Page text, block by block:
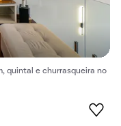
quintal e churrasqueira no